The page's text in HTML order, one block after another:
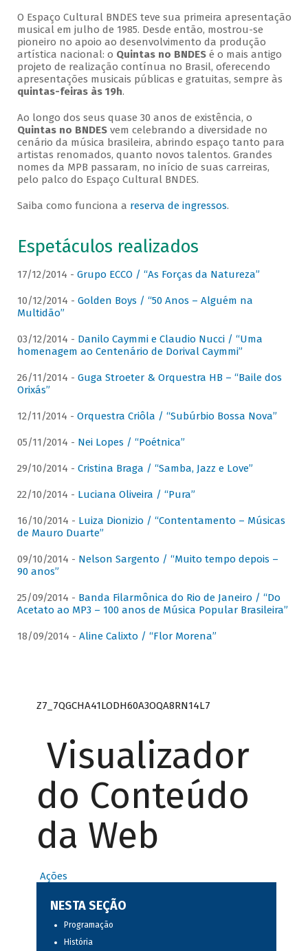
O Espaço Cultural BNDES teve sua primeira apresentação
musical em julho de 1985. Desde então, mostrou-se
pioneiro no apoio ao desenvolvimento da produção
artística nacional: o Quintas no BNDESé o mais antigo
projeto de realização contínua no Brasil, oferecendo
apresentações musicais públicas e gratuitas, sempre às
quintas-feiras às 19h.
Ao longo dos seus quase 30 anos de existência, o
Quintas no BNDESvem celebrando a diversidade no
cenário da música brasileira, abrindo espaço tanto para
artistas renomados, quanto novos talentos. Grandes
nomes da MPB passaram, no início de suas carreiras,
pelo palco do Espaço Cultural BNDES.
Saiba como funciona a reserva de ingressos.
Espetáculos realizados
17/12/2014 - Grupo ECCO / “As Forças da Natureza”
10/12/2014 - Golden Boys / “50 Anos – Alguém na
Multidão”
03/12/2014 - Danilo Caymmi e Claudio Nucci / “Uma
homenagem ao Centenário de Dorival Caymmi”
26/11/2014 - Guga Stroeter & Orquestra HB – “Baile dos
Orixás”
12/11/2014 - Orquestra Criôla / “Subúrbio Bossa Nova”
05/11/2014 - Nei Lopes / “Poétnica”
29/10/2014 - Cristina Braga / “Samba, Jazz e Love”
22/10/2014 - Luciana Oliveira / “Pura”
16/10/2014 - Luiza Dionizio / “Contentamento – Músicas
de Mauro Duarte”
09/10/2014 - Nelson Sargento / “Muito tempo depois –
90 anos”
25/09/2014 - Banda Filarmônica do Rio de Janeiro / “Do
Acetato ao MP3 – 100 anos de Música Popular Brasileira”
18/09/2014 - Aline Calixto / “Flor Morena”
Z7_7QGCHA41LODH60A3OQA8RN14L7
Visualizador
do Conteúdo
da Web
Ações
NESTA SEÇÃO
Programação
História